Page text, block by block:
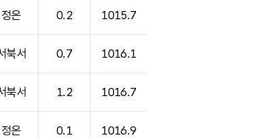
정온 0.2 1015.7
북서 0.7 1016.1
북서 1.2 1016.7
정온 0.1 1016.9